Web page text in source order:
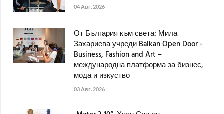
04 Авг. 2026
От България към света: Мила
Захариева учреди Balkan Open Door -
Business, Fashion and Art –
международна платформа за бизнес,
мода и изкуство
03 Авг. 2026